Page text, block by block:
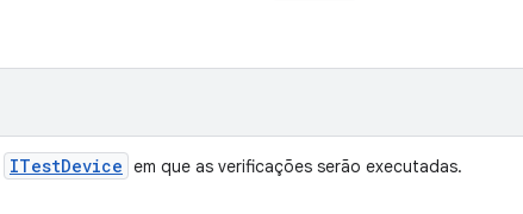
ITestDevice em que as verificações serão executadas.